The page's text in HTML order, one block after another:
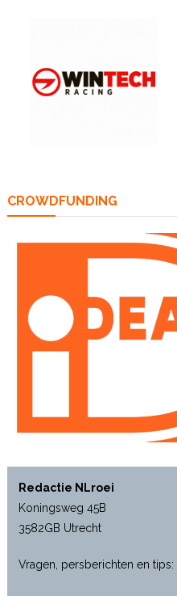
CROWDFUNDING
Redactie NLroei
Koningsweg 45B
3582GB Utrecht
Vragen, persberichten en tips: